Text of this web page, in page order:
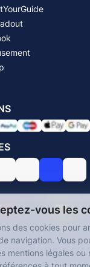
English
2026. Tous
une plateforme
vous les
des cookies pour
navigation. Vous
mentions légales ou